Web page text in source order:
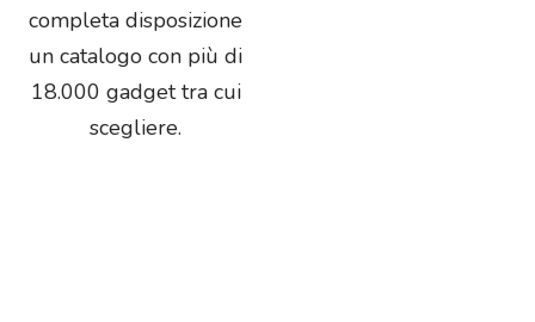
completa disposizione
un catalogo con più di
18.000 gadget tra cui
scegliere.